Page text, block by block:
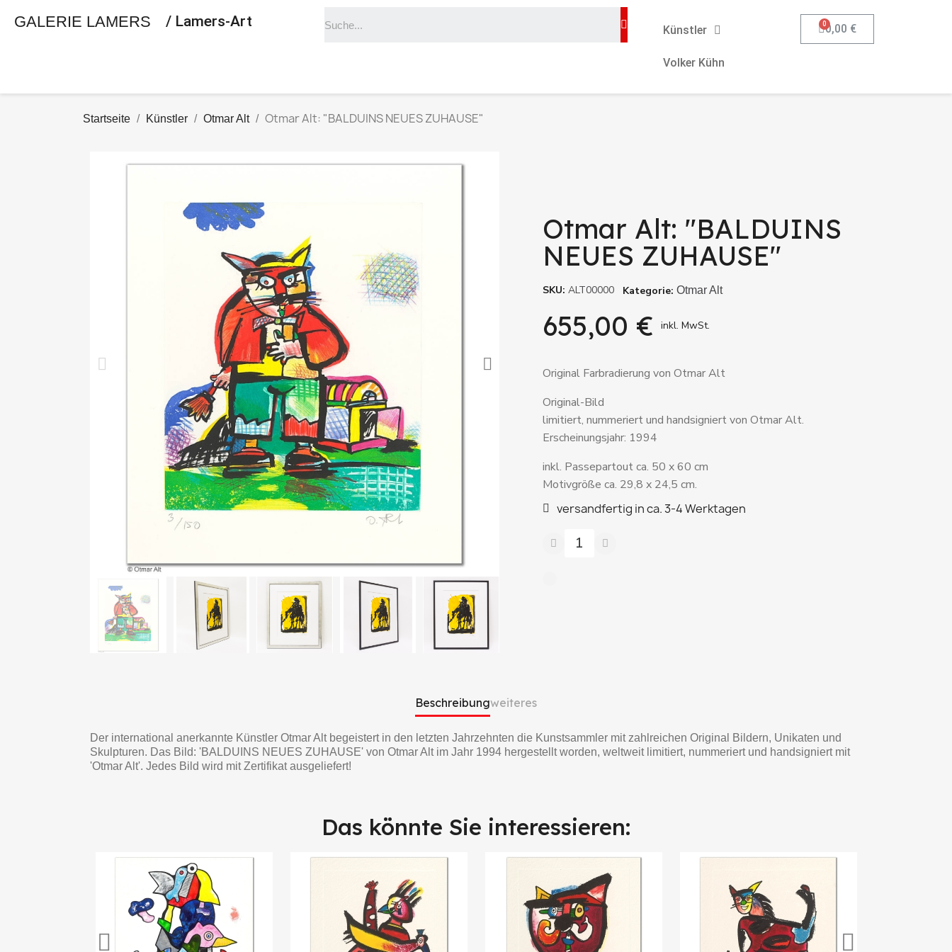
GALERIE LAMERS / Lamers-Art
Künstler
Volker Kühn
0,00 €
Startseite Künstler Otmar Alt Otmar Alt: "BALDUINS NEUES ZUHAUSE"
Otmar Alt: "BALDUINS
NEUES ZUHAUSE"
SKU ALT00000 Kategorie Otmar Alt
655,00 € inkl. MwSt.
Original Farbradierung von Otmar Alt
Original-Bild
limitiert, nummeriert und handsigniert von Otmar Alt.
Erscheinungsjahr: 1994
inkl. Passepartout ca. 50 x 60 cm
Motivgröße ca. 29,8 x 24,5 cm.
versandfertig in ca. 3-4 Werktagen
Beschreibungweiteres
Der international anerkannte Künstler Otmar Alt begeistert in den letzten Jahrzehnten die Kunstsammler mit zahlreichen Original Bildern, Unikaten und
Skulpturen. Das Bild: 'BALDUINS NEUES ZUHAUSE' von Otmar Alt im Jahr 1994 hergestellt worden, weltweit limitiert, nummeriert und handsigniert mit
'Otmar Alt'. Jedes Bild wird mit Zertifikat ausgeliefert!
Das könnte Sie interessieren: